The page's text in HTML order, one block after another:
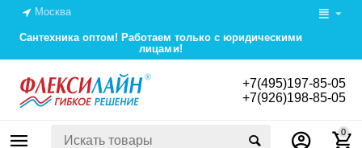
Москва
Сантехника оптом! Работаем только с юридическими
лицами!
+7(495)197-85-05
+7(926)198-85-05
0